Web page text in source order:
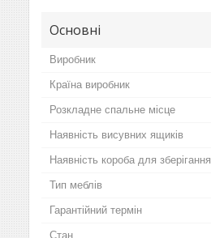
Основні
Виробник
Країна виробник
Розкладне спальне місце
Наявність висувних ящиків
Наявність короба для зберігання
Тип меблів
Гарантійний термін
Стан